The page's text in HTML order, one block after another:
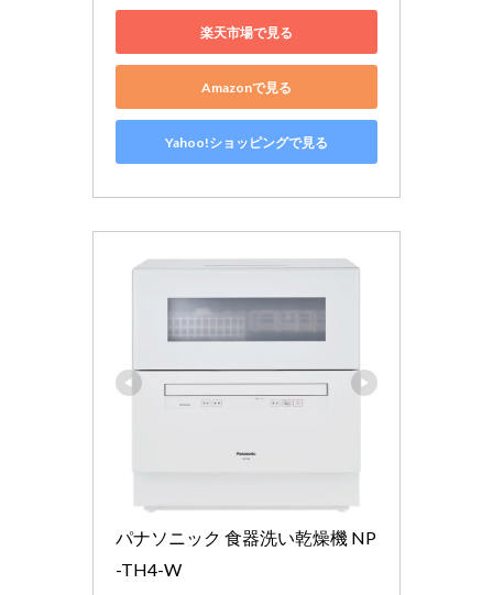
楽天市場で見る
Amazonで見る
Yahoo!ショッピングで見る
パナソニック 食器洗い乾燥機 NP
-TH4-W